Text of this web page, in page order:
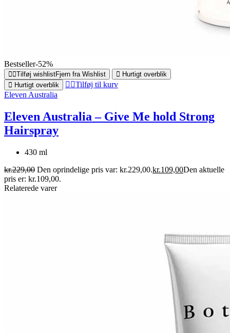
Bestseller-52%
Tilføj wishlistFjern fra Wishlist
Hurtigt overblik
Hurtigt overblik
Tilføj til kurv
Eleven Australia
Eleven Australia – Give Me hold Strong
Hairspray
430 ml
kr.229,00 Den oprindelige pris var: kr.229,00.kr.109,00Den aktuelle
pris er: kr.109,00.
Relaterede varer